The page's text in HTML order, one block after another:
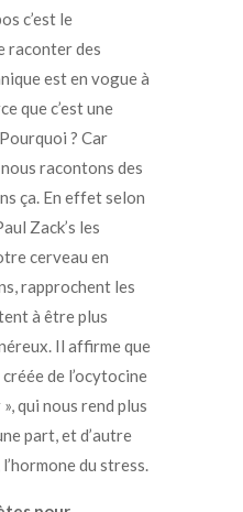
c’est le
raconter des
est en vogue à
que c’est une
? Car
racontons des
ça. En effet selon
Zack’s les
cerveau en
rapprochent les
à être plus
Il affirme que
de l’ocytocine
», qui nous rend plus
part, et d’autre
du stress.